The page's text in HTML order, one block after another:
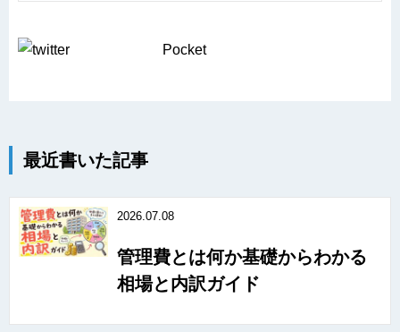
Pocket
最近書いた記事
2026.07.08
管理費とは何か基礎からわかる
相場と内訳ガイド